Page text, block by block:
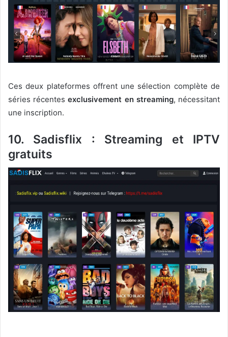
Ces deux plateformes offrent une sélection complète de
séries récentesexclusivement en streaming, nécessitant
une inscription.
10. Sadisflix : Streaming et IPTV
gratuits